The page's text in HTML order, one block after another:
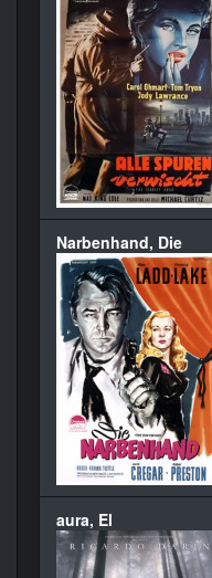
Narbenhand, Die
aura, El